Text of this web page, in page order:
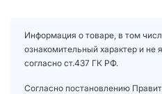
Информация о товаре, в том
ознакомительный характер и не
согласно ст.437 ГК РФ.
Согласно постановлению